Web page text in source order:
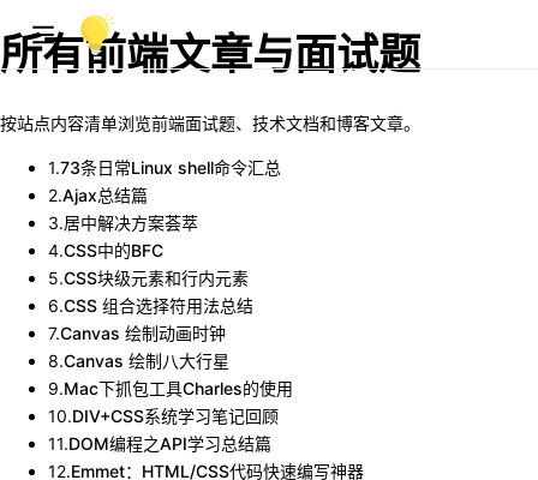
所有前端文章与面试题
按站点内容清单浏览前端面试题、技术文档和博客文章。
1.73条日常Linux shell命令汇总
2.Ajax总结篇
3.居中解决方案荟萃
4.CSS中的BFC
5.CSS块级元素和行内元素
6.CSS 组合选择符用法总结
7.Canvas 绘制动画时钟
8.Canvas 绘制八大行星
9.Mac下抓包工具Charles的使用
10.DIV+CSS系统学习笔记回顾
11.DOM编程之API学习总结篇
12.Emmet：HTML/CSS代码快速编写神器